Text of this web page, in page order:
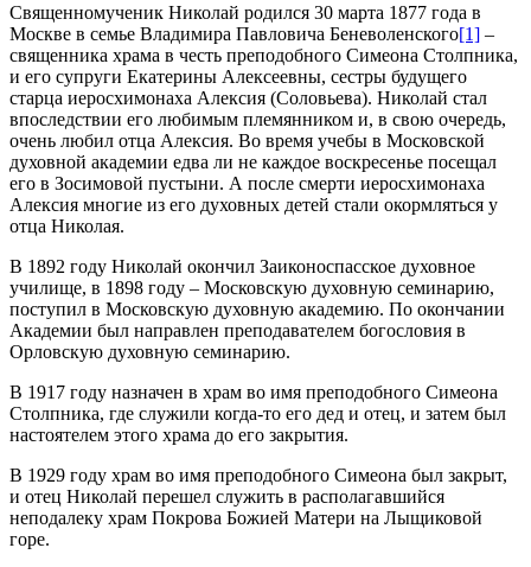
Священномученик Николай родился 30 марта 1877 года в
Москве в семье Владимира Павловича Беневоленского[1] –
священника храма в честь преподобного Симеона Столпника,
и его супруги Екатерины Алексеевны, сестры будущего
старца иеросхимонаха Алексия (Соловьева). Николай стал
впоследствии его любимым племянником и, в свою очередь,
очень любил отца Алексия. Во время учебы в Московской
духовной академии едва ли не каждое воскресенье посещал
его в Зосимовой пустыни. А после смерти иеросхимонаха
Алексия многие из его духовных детей стали окормляться у
отца Николая.
В 1892 году Николай окончил Заиконоспасское духовное
училище, в 1898 году – Московскую духовную семинарию,
поступил в Московскую духовную академию. По окончании
Академии был направлен преподавателем богословия в
Орловскую духовную семинарию.
В 1917 году назначен в храм во имя преподобного Симеона
Столпника, где служили когда-то его дед и отец, и затем был
настоятелем этого храма до его закрытия.
В 1929 году храм во имя преподобного Симеона был закрыт,
и отец Николай перешел служить в располагавшийся
неподалеку храм Покрова Божией Матери на Лыщиковой
горе.